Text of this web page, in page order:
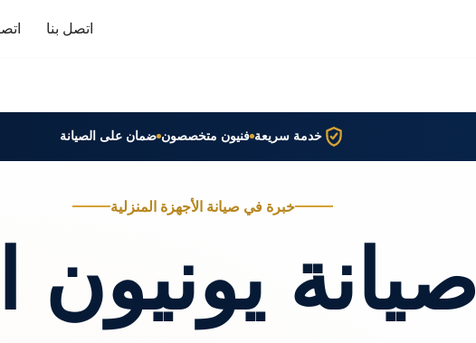
اتصل بنا
خدمة سريعة فنيون متخصصون ضمان على الصيانة
خبرة في صيانة الأجهزة المنزلية
صيانة يونيون